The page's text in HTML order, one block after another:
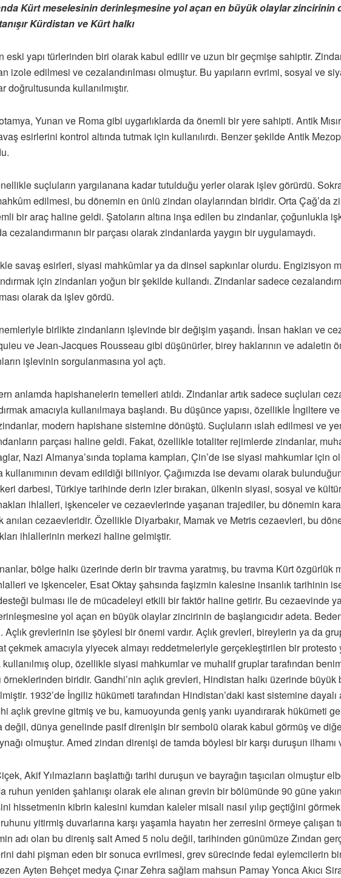
Kürt meselesinin derinleşmesine yol açan en büyük olaylar zincirinin
Kürdistan ve Kürt halkı
eski yapı türlerinden biri olarak kabul edilir ve uzun bir geçmişe sahiptir.
izole edilmesi ve cezalandırılması olmuştur. Bu yapıların evrimi, sosyal ve
kullanılmıştır.
Yunan ve Roma gibi uygarlıklarda da önemli bir yere sahipti. Antik
esirlerini kontrol altında tutmak için kullanılırdı. Benzer şekilde Antik
suçluların yargılanana kadar tutulduğu yerler olarak işlev görürdü.
edilmesi, bu dönemin en ünlü zindan olaylarından biridir. Orta Çağ’da
bir araç haline geldi. Şatoların altına inşa edilen bu zindanlar, çoğunlukla
cezalandırmanın bir parçası olarak zindanlarda yaygın bir uygulamaydı.
savaş esirleri, siyasi mahkûmlar ya da dinsel sapkınlar olurdu. Engizisyon
için zindanları yoğun bir şekilde kullandı. Zindanlar sadece
olarak da işlev gördü.
birlikte zindanların işlevinde bir değişim yaşandı. İnsan hakları ve
ve Jean-Jacques Rousseau gibi düşünürler, birey haklarının ve adaletin
işlevinin sorgulanmasına yol açtı.
anlamda hapishanelerin temelleri atıldı. Zindanlar artık sadece suçluları
amacıyla kullanılmaya başlandı. Bu düşünce yapısı, özellikle İngiltere
modern hapishane sistemine dönüştü. Suçluların ıslah edilmesi ve
parçası haline geldi. Fakat, özellikle totaliter rejimlerde zindanlar,
Nazi Almanya’sında toplama kampları, Çin’de ise siyasi mahkumlar için
devam edildiği biliniyor. Çağımızda ise devamı olarak
darbesi, Türkiye tarihinde derin izler bırakan, ülkenin siyasi, sosyal ve
ihlalleri, işkenceler ve cezaevlerinde yaşanan trajediler, bu dönemin
anılan cezaevleridir. Özellikle Diyarbakır, Mamak ve Metris cezaevleri, bu
ihlallerinin merkezi haline gelmiştir.
bölge halkı üzerinde derin bir travma yaratmış, bu travma Kürt
ve işkenceler, Esat Oktay şahsında faşizmin kalesine insanlık tarihinin
bulması ile de mücadeleyi etkili bir faktör haline getirir. Bu cezaevinde
yol açan en büyük olaylar zincirinin de başlangıcıdır adeta.
Açlık grevlerinin ise şöylesi bir önemi vardır. Açlık grevleri, bireylerin ya da
çekmek amacıyla yiyecek almayı reddetmeleriyle gerçekleştirilen bir
olup, özellikle siyasi mahkumlar ve muhalif gruplar tarafından
örneklerinden biridir. Gandhi’nin açlık grevleri, Hindistan halkı üzerinde
1932’de İngiliz hükümeti tarafından Hindistan’daki kast sistemine dayalı
grevine gitmiş ve bu, kamuoyunda geniş yankı uyandırarak hükümeti
değil, dünya genelinde pasif direnişin bir sembolü olarak kabul görmüş ve
olmuştur. Amed zindan direnişi de tamda böylesi bir karşı duruşun ilhamı
Akif Yılmazların başlattığı tarihi duruşun ve bayrağın taşıcıları olmuştur
ruhun yeniden şahlanışı olarak ele alınan grevin bir bölümünde 90 güne
hissetmenin kibrin kalesini kumdan kaleler misali nasıl yılıp geçtiğini
yitirmiş duvarlarına karşı yaşamla hayatın her zerresini örmeye çalışan
adı olan bu direniş salt Amed 5 nolu değil, tarihinden günümüze Zından
dahi pişman eden bir sonuca evrilmesi, grev sürecinde fedai eylemcilerin
Ayten Behçet medya Çınar Zehra sağlam mahsun Pamay Yonca Akıcı